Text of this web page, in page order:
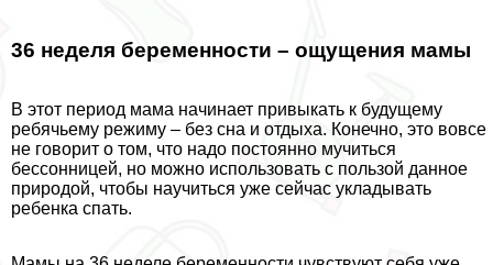
36 неделя беременности – ощущения мамы
В этот период мама начинает привыкать к будущему
ребячьему режиму – без сна и отдыха. Конечно, это вовсе
не говорит о том, что надо постоянно мучиться
бессонницей, но можно использовать с пользой данное
природой, чтобы научиться уже сейчас укладывать
ребенка спать.